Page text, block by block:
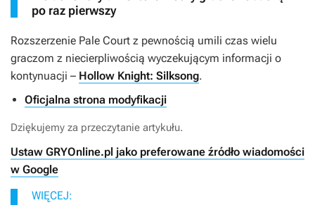
po raz pierwszy
Rozszerzenie Pale Court z pewnością umili czas wielu
graczom z niecierpliwością wyczekującym informacji o
kontynuacji – Hollow Knight: Silksong.
Oficjalna strona modyfikacji
Dziękujemy za przeczytanie artykułu.
Ustaw GRYOnline.pl jako preferowane źródło wiadomości
w Google
WIĘCEJ: